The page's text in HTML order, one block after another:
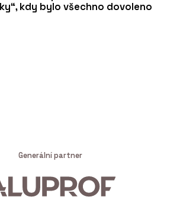
kdy bylo všechno dovoleno
Generální partner